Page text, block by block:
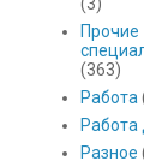
Прочие
(363)
Работа
Работа
Разное